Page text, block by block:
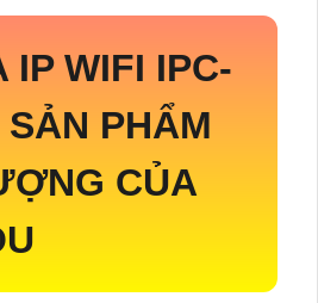
IP WIFI IPC-
SẢN PHẨM
CỦA